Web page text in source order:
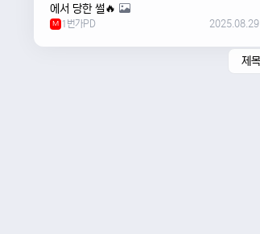
에서 당한 썰🔥
M 1번가PD 2025.08.29